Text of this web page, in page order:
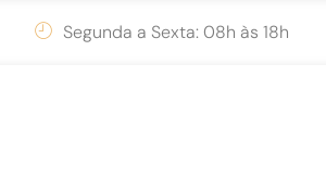
Segunda a Sexta: 08h às 18h